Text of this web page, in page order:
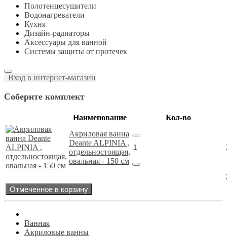
Полотенцесушители
Водонагреватели
Кухня
Дизайн-радиаторы
Аксессуары для ванной
Системы защиты от протечек
Вход в интернет-магазин
Соберите комплект
Наименование
Кол-во
Акриловая ванна
Deante ALPINIA ,
отдельностоящая,
овальная - 150 см
Отмеченное в корзину
Ванная
Акриловые ванны